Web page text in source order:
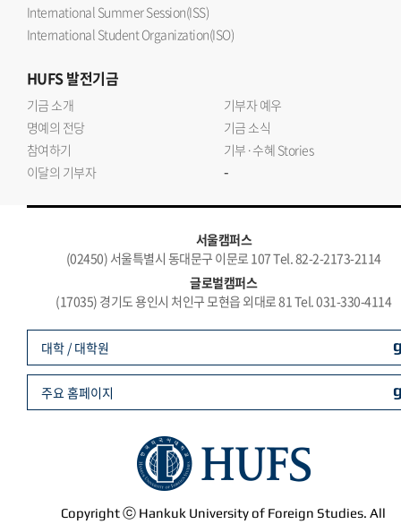
International Summer Session(ISS)
International Student Organization(ISO)
HUFS발전기금
기금 소개
기부자 예우
명예의 전당
기금 소식
참여하기
기부·수혜 Stories
이달의 기부자
-
서울캠퍼스
(02450) 서울특별시 동대문구 이문로 107 Tel. 82-2-2173-2114
글로벌캠퍼스
(17035) 경기도 용인시 처인구 모현읍 외대로 81 Tel. 031-330-4114
Copyright ⓒ Hankuk University of Foreign Studies. All
대학 / 대학원
주요 홈페이지